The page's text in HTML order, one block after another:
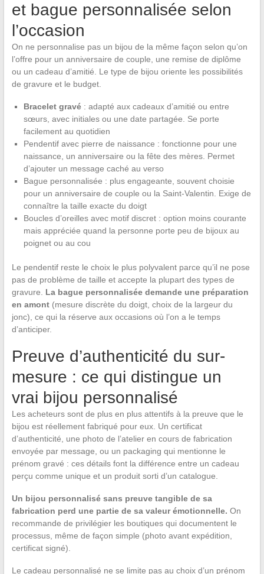
et bague personnalisée selon
l’occasion
On ne personnalise pas un bijou de la même façon selon qu’on
l’offre pour un anniversaire de couple, une remise de diplôme
ou un cadeau d’amitié. Le type de bijou oriente les possibilités
de gravure et le budget.
Bracelet gravé: adapté aux cadeaux d’amitié ou entre
sœurs, avec initiales ou une date partagée. Se porte
facilement au quotidien
Pendentif avec pierre de naissance : fonctionne pour une
naissance, un anniversaire ou la fête des mères. Permet
d’ajouter un message caché au verso
Bague personnalisée : plus engageante, souvent choisie
pour un anniversaire de couple ou la Saint-Valentin. Exige de
connaître la taille exacte du doigt
Boucles d’oreilles avec motif discret : option moins courante
mais appréciée quand la personne porte peu de bijoux au
poignet ou au cou
Le pendentif reste le choix le plus polyvalent parce qu’il ne pose
pas de problème de taille et accepte la plupart des types de
gravure. La bague personnalisée demande une préparation
en amont(mesure discrète du doigt, choix de la largeur du
jonc), ce qui la réserve aux occasions où l’on a le temps
d’anticiper.
Preuve d’authenticité du sur-
mesure : ce qui distingue un
vrai bijou personnalisé
Les acheteurs sont de plus en plus attentifs à la preuve que le
bijou est réellement fabriqué pour eux. Un certificat
d’authenticité, une photo de l’atelier en cours de fabrication
envoyée par message, ou un packaging qui mentionne le
prénom gravé : ces détails font la différence entre un cadeau
perçu comme unique et un produit sorti d’un catalogue.
Un bijou personnalisé sans preuve tangible de sa
fabrication perd une partie de sa valeur émotionnelle. On
recommande de privilégier les boutiques qui documentent le
processus, même de façon simple (photo avant expédition,
certificat signé).
Le cadeau personnalisé ne se limite pas au choix d’un prénom